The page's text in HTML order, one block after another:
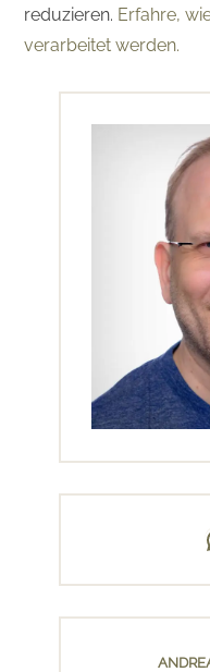
reduzieren. Erfahre,
verarbeitet werden.